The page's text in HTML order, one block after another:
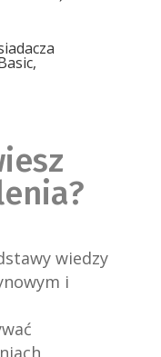
wiedzy
i